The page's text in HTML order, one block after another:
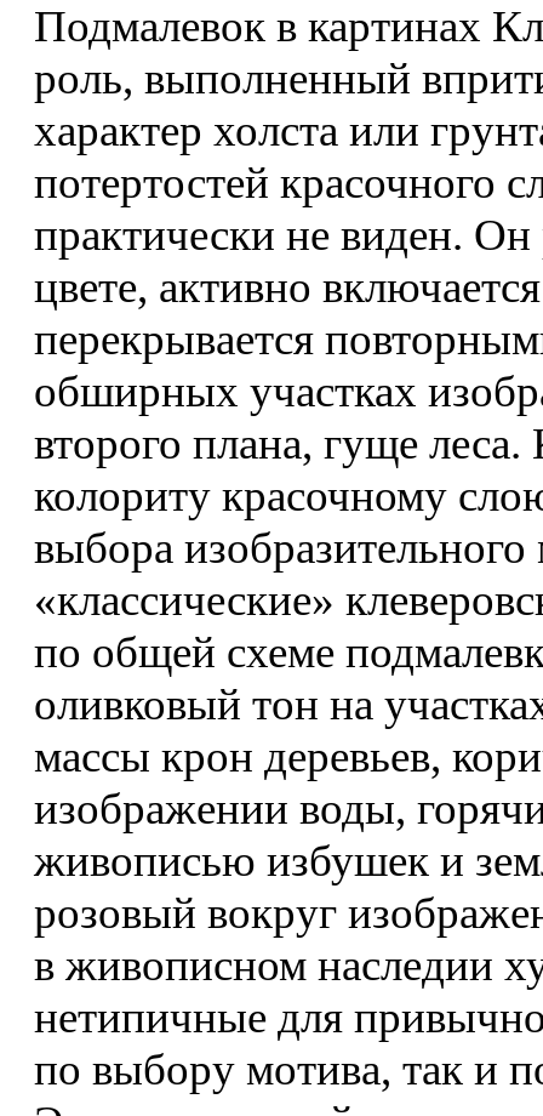
Подмалевок в картинах
роль, выполненный
характер холста или
потертостей красочного
практически не виден. Он
цвете, активно
перекрывается
обширных участках
второго плана, гуще
колориту красочному
выбора
«классические»
по общей схеме
оливковый тон на
массы крон деревьев,
изображении воды,
живописью избушек и
розовый вокруг
в живописном наследии
нетипичные для
по выбору мотива, так и